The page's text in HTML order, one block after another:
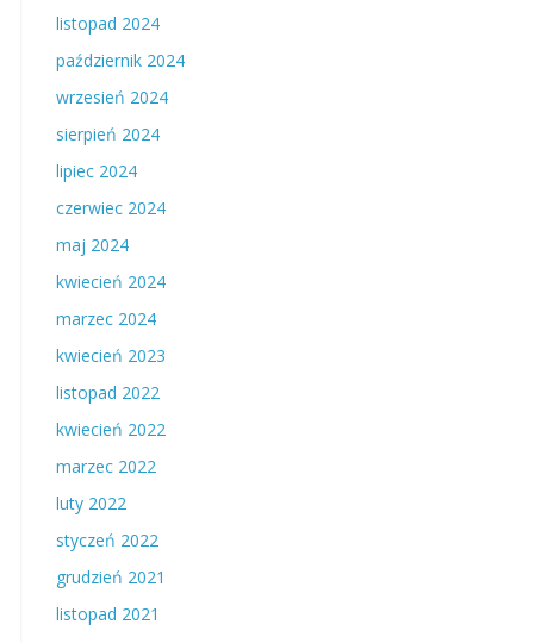
listopad 2024
październik 2024
wrzesień 2024
sierpień 2024
lipiec 2024
czerwiec 2024
maj 2024
kwiecień 2024
marzec 2024
kwiecień 2023
listopad 2022
kwiecień 2022
marzec 2022
luty 2022
styczeń 2022
grudzień 2021
listopad 2021